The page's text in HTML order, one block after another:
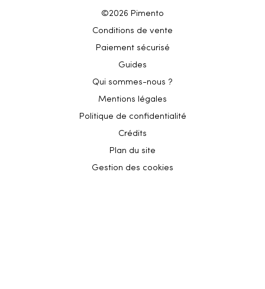
©2026 Pimento
Conditions de vente
Paiement sécurisé
Guides
Qui sommes-nous ?
Mentions légales
Politique de confidentialité
Crédits
Plan du site
Gestion des cookies